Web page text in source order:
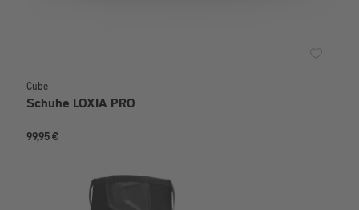
Cube
Schuhe LOXIA PRO
99,95 €